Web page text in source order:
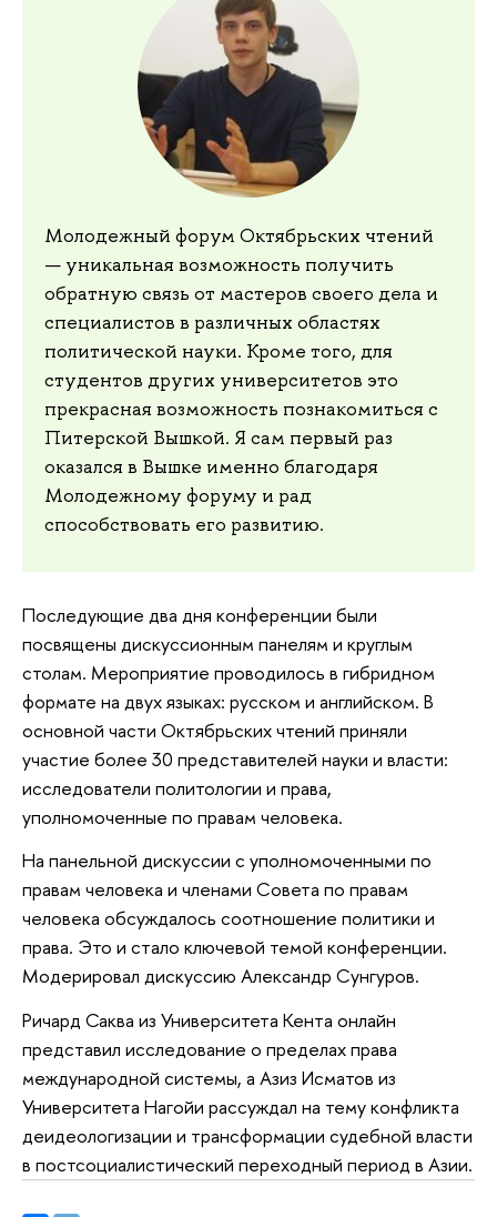
Молодежный форум Октябрьских чтений
— уникальная возможность получить
обратную связь от мастеров своего дела и
специалистов в различных областях
политической науки. Кроме того, для
студентов других университетов это
прекрасная возможность познакомиться с
Питерской Вышкой. Я сам первый раз
оказался в Вышке именно благодаря
Молодежному форуму и рад
способствовать его развитию.
Последующие два дня конференции были
посвящены дискуссионным панелям и круглым
столам. Мероприятие проводилось в гибридном
формате на двух языках: русском и английском. В
основной части Октябрьских чтений приняли
участие более 30 представителей науки и власти:
исследователи политологии и права,
уполномоченные по правам человека.
На панельной дискуссии с уполномоченными по
правам человека и членами Совета по правам
человека обсуждалось соотношение политики и
права. Это и стало ключевой темой конференции.
Модерировал дискуссию Александр Сунгуров.
Ричард Саква из Университета Кента онлайн
представил исследование о пределах права
международной системы, а Азиз Исматов из
Университета Нагойи рассуждал на тему конфликта
деидеологизации и трансформации судебной власти
в постсоциалистический переходный период в Азии.